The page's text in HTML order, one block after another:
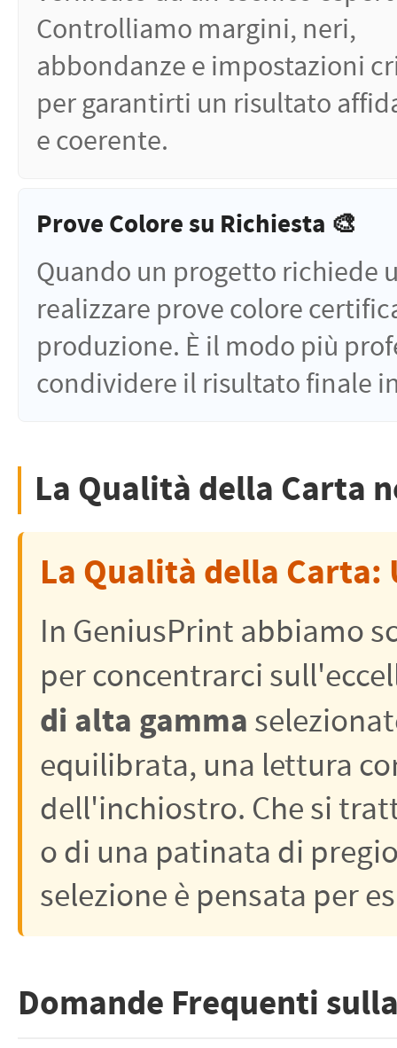
Controlliamo margini, neri,
abbondanze e impostazioni
per garantirti un risultato
e coerente.
Prove Colore su Richiesta 🎨
Quando un progetto richiede
realizzare prove colore
produzione. È il modo più
condividere il risultato finale
La Qualità della Carta
La Qualità della Carta:
In GeniusPrint abbiamo
per concentrarci
di alta gamma
equilibrata, una lettura
dell'inchiostro. Che si
o di una patinata di
selezione è pensata per
Domande Frequenti